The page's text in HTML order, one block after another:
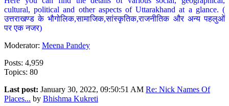
cultural, political and other aspects of Uttarakhand at a glance. (
उत्तराखण्ड के भौगोलिक,सामाजिक,सांस्कृतिक,राजनीतिक और अन्य पहलुओं
पर एक नजर)
Moderator: Meena Pandey
Posts: 4,959
Topics: 80
Last post: January 30, 2022, 09:50:51 AM Re: Nick Names Of
Places... by Bhishma Kukreti